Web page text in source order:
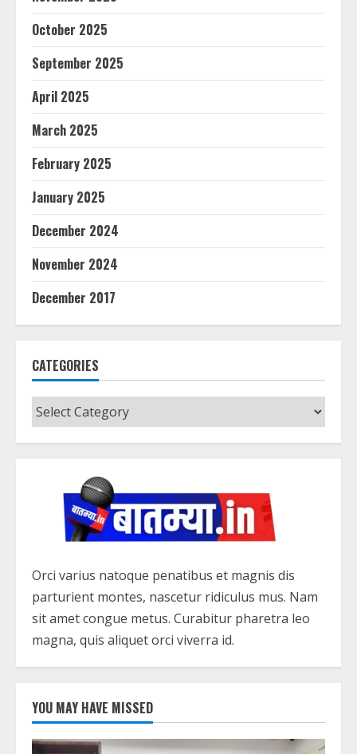
October 2025
September 2025
April 2025
March 2025
February 2025
January 2025
December 2024
November 2024
December 2017
CATEGORIES
Categories
Orci varius natoque penatibus et magnis dis
parturient montes, nascetur ridiculus mus. Nam
sit amet congue metus. Curabitur pharetra leo
magna, quis aliquet orci viverra id.
YOU MAY HAVE MISSED